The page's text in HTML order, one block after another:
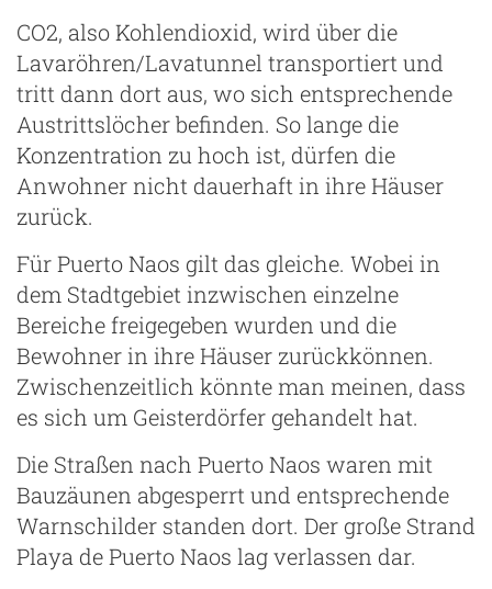
CO2, also Kohlendioxid, wird über die
Lavaröhren/Lavatunnel transportiert und
tritt dann dort aus, wo sich entsprechende
Austrittslöcher befinden. So lange die
Konzentration zu hoch ist, dürfen die
Anwohner nicht dauerhaft in ihre Häuser
zurück.
Für Puerto Naos gilt das gleiche. Wobei in
dem Stadtgebiet inzwischen einzelne
Bereiche freigegeben wurden und die
Bewohner in ihre Häuser zurückkönnen.
Zwischenzeitlich könnte man meinen, dass
es sich um Geisterdörfer gehandelt hat.
Die Straßen nach Puerto Naos waren mit
Bauzäunen abgesperrt und entsprechende
Warnschilder standen dort. Der große Strand
Playa de Puerto Naos lag verlassen dar.